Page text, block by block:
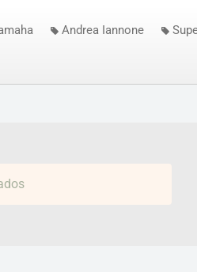
Andrea Iannone